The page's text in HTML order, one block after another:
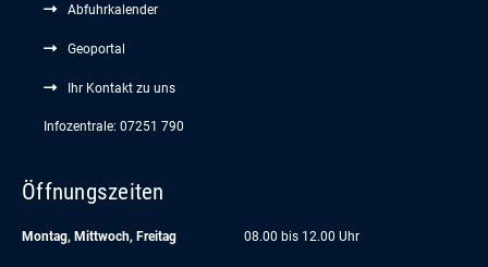
Abfuhrkalender
Geoportal
Ihr Kontakt zu uns
Infozentrale: 07251 790
Öffnungszeiten
Montag, Mittwoch, Freitag 08.00 bis 12.00 Uhr